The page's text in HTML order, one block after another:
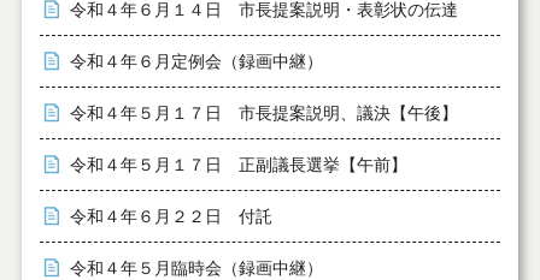
令和４年６月１４日 市長提案説明・表彰状の伝達
令和４年６月定例会（録画中継）
令和４年５月１７日 市長提案説明、議決【午後】
令和４年５月１７日 正副議長選挙【午前】
令和４年６月２２日 付託
令和４年５月臨時会（録画中継）